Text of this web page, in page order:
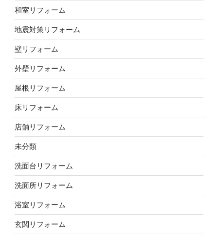
和室リフォーム
地震対策リフォーム
壁リフォーム
外壁リフォーム
屋根リフォーム
床リフォーム
店舗リフォーム
未分類
洗面台リフォーム
洗面所リフォーム
浴室リフォーム
玄関リフォーム